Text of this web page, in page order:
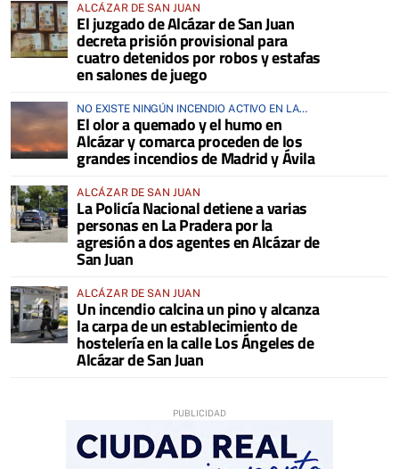
ALCÁZAR DE SAN JUAN
El juzgado de Alcázar de San Juan
decreta prisión provisional para
cuatro detenidos por robos y estafas
en salones de juego
NO EXISTE NINGÚN INCENDIO ACTIVO EN LA
COMARCA
El olor a quemado y el humo en
Alcázar y comarca proceden de los
grandes incendios de Madrid y Ávila
ALCÁZAR DE SAN JUAN
La Policía Nacional detiene a varias
personas en La Pradera por la
agresión a dos agentes en Alcázar de
San Juan
ALCÁZAR DE SAN JUAN
Un incendio calcina un pino y alcanza
la carpa de un establecimiento de
hostelería en la calle Los Ángeles de
Alcázar de San Juan